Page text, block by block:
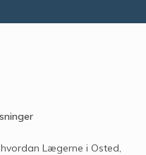
Lægerne i Osted,